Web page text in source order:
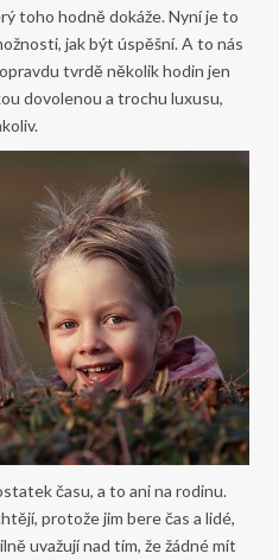
toho hodně dokáže. Nyní je to
jak být úspěšní. A to nás
tvrdě několik hodin jen
dovolenou a trochu luxusu,
času, a to ani na rodinu.
protože jim bere čas a lidé,
uvažují nad tím, že žádné mít